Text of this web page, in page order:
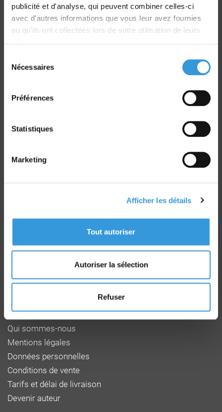
publicité et d'analyse, qui peuvent combiner celles-ci
avec d'autres informations que vous leur avez fournies
ou qu'ils ont collectées lors de votre utilisation de leurs
Nécessaires
Préférences
Statistiques
Marketing
Afficher les détails
Tout autoriser
Autoriser la sélection
Refuser
Livraison
dans le monde entier
CB - Virement - Chèque
Groupe CNPP
Route de la Chapelle Réanville
CD 64 - CS22265
www.cnpp.com
www.faceaurisque.com
Foire aux questions
Qui sommes-nous
Mentions légales
Données personnelles
Conditions de vente
Tarifs et délai de livraison
Devenir auteur